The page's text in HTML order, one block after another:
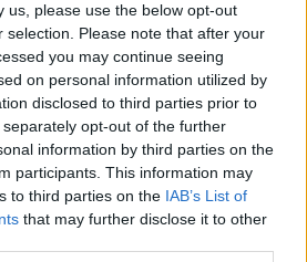
us, please use the below opt-out
selection. Please note that after your
you may continue seeing
on personal information utilized by
disclosed to third parties prior to
opt-out of the further
information by third parties on the
participants. This information may
to third parties on the IAB’s List of
that may further disclose it to other
Quotidiano su Google Discover
Quotidiano come fonte preferita